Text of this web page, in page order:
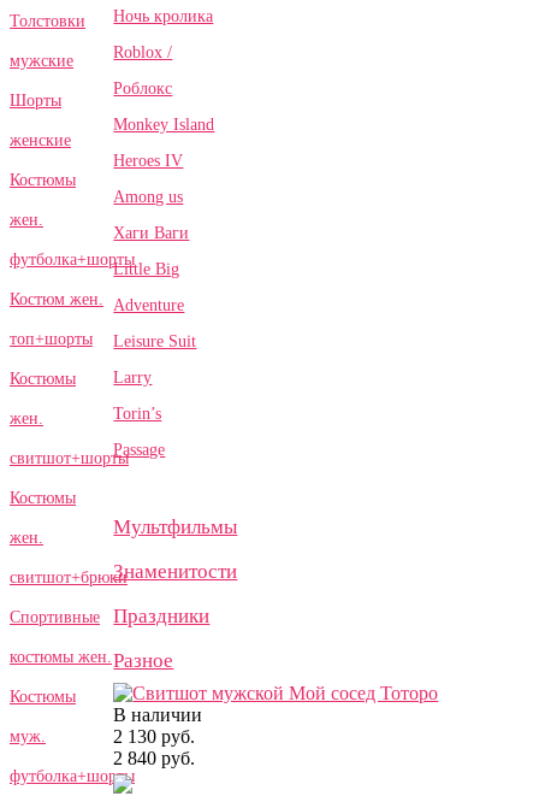
Толстовки
мужские
Шорты
женские
Костюмы
жен.
футболка+шорты
Костюм жен.
топ+шорты
Костюмы
жен.
свитшот+шорты
Костюмы
жен.
свитшот+брюки
Спортивные
костюмы жен.
Костюмы
муж.
футболка+шорты
Ночь кролика
Roblox /
Роблокс
Monkey Island
Heroes IV
Among us
Хаги Ваги
Little Big
Adventure
Leisure Suit
Larry
Torin’s
Passage
Мультфильмы
Знаменитости
Праздники
Разное
В наличии
2 130 руб.
2 840 руб.